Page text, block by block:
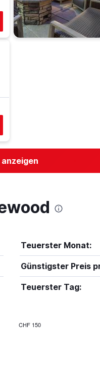
anzeigen
Teuerster Monat:
Günstigster Preis
Teuerster Tag:
CHF 150